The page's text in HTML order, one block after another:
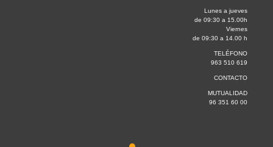
Lunes a jueves
de 09:30 a 15.00h
Viernes
de 09:30 a 14.00 h
TELÉFONO
963 510 619
CONTACTO
MUTUALIDAD
96 351 60 00